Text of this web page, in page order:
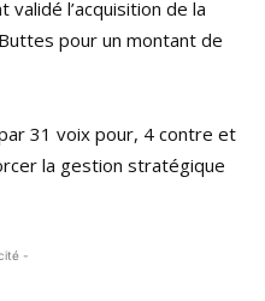
validé l’acquisition de la
pour un montant de
31 voix pour, 4 contre et
la gestion stratégique
-